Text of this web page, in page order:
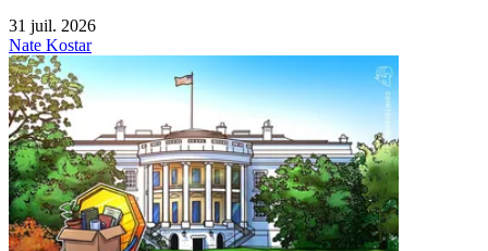
31 juil. 2026
Nate Kostar